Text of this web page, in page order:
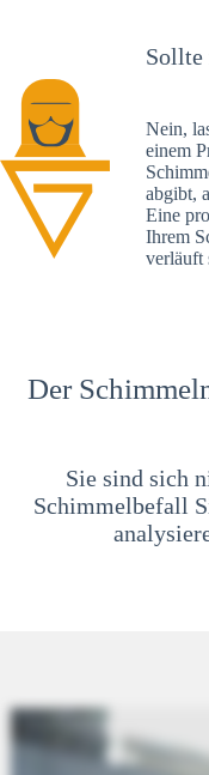
Sollte
Nein,
einem
abgibt,
Eine
Ihrem
verläuft
Der
Sie sind sich
Schimmelbefall